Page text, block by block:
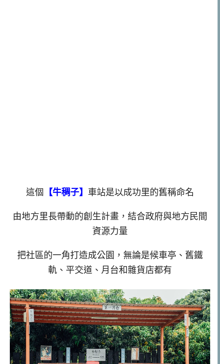
這個 【牛稠子】 車站是以成功里的舊稱命名
由地方里長帶動的創生計畫，結合政府與地方民間
資源力量
把社區的一角打造成公園，無論是候車亭、舊鐵
軌、平交道、月台和雜貨店都有